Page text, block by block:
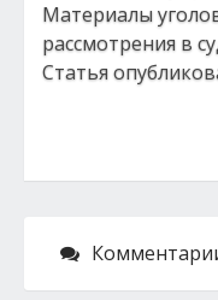
Материалы
рассмотрения в
Статья